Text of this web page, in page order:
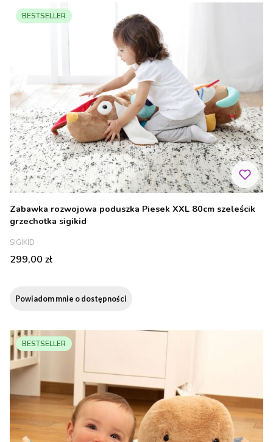
BESTSELLER
Zabawka rozwojowa poduszka Piesek XXL 80cm szeleścik
grzechotka sigikid
PRODUCENT
SIGIKID
Cena
299,00 zł
Powiadom mnie o dostępności
BESTSELLER